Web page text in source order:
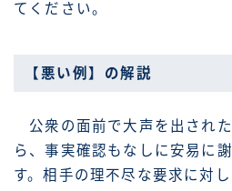
てください。
【悪い例】の解説
公衆の面前で大声を出され
ら、事実確認もなしに安易に
す。相手の理不尽な要求に対